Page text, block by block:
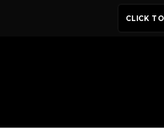
CLICK